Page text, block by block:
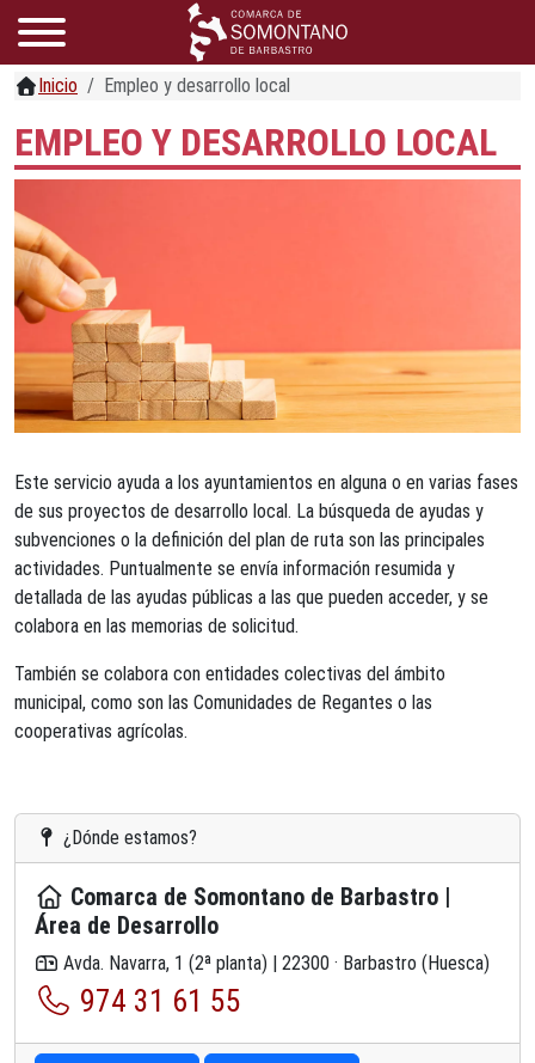
Inicio Empleo y desarrollo local
EMPLEO Y DESARROLLO LOCAL
Este servicio ayuda a los ayuntamientos en alguna o en varias fases
de sus proyectos de desarrollo local. La búsqueda de ayudas y
subvenciones o la definición del plan de ruta son las principales
actividades. Puntualmente se envía información resumida y
detallada de las ayudas públicas a las que pueden acceder, y se
colabora en las memorias de solicitud.
También se colabora con entidades colectivas del ámbito
municipal, como son las Comunidades de Regantes o las
cooperativas agrícolas.
¿Dónde estamos?
Comarca de Somontano de Barbastro |
Área de Desarrollo
Avda. Navarra, 1 (2ª planta) | 22300 · Barbastro (Huesca)
974 31 61 55